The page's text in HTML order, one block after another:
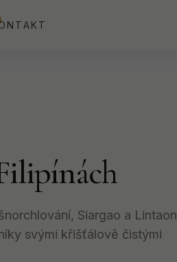
Siargao a Lintaon
svými křišťálově čistými